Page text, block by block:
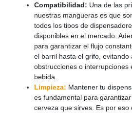
Compatibilidad: Una de las
nuestras mangueras es que
todos los tipos de
disponibles en el mercado.
para garantizar el flujo
el barril hasta el grifo, evitando
obstrucciones o interrupciones
bebida.
Limpieza: Mantener tu
es fundamental para
cerveza que sirves. Es por eso